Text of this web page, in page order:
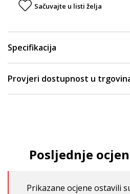
Sačuvajte u listi želja
Specifikacija
Provjeri dostupnost u
Posljednje
Prikazane ocjene ostavili